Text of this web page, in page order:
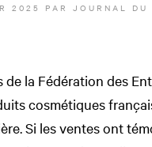
2025 PAR JOURNAL DU
la Fédération des
cosmétiques
Si les ventes ont